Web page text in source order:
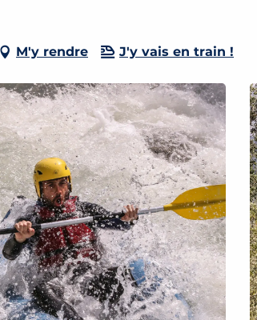
M'y rendre J'y vais en train !